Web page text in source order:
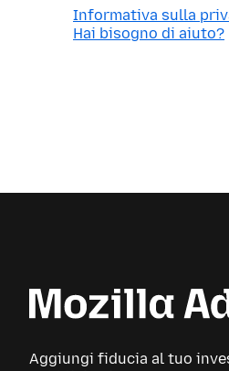
Informativa sulla
Hai bisogno di aiuto?
Aggiungi fiducia al tuo